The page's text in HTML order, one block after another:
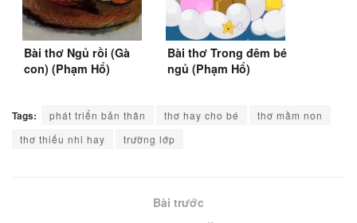
Bài thơ Ngủ rồi (Gà
con) (Phạm Hổ)
Bài thơ Trong đêm bé
ngủ (Phạm Hổ)
Tags: phát triển bản thân thơ hay cho bé
thơ mầm non
thơ thiếu nhi hay
trường lớp
Bài trước